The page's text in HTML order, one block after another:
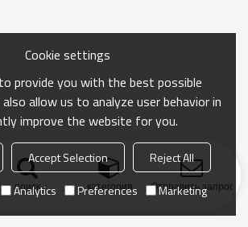
поиск категория Отправить запрос
Cookie settings
provide you with the best possible
also allow us to analyze user behavior in
improve the website for you.
Accept Selection
Reject All
Analytics Preferences Marketing